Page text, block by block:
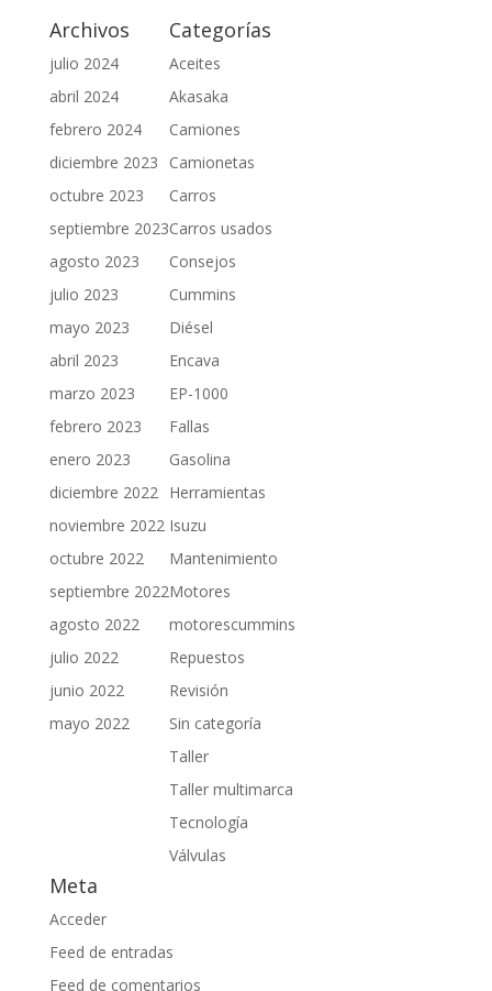
Archivos
julio 2024
abril 2024
febrero 2024
diciembre 2023
octubre 2023
septiembre 2023
agosto 2023
julio 2023
mayo 2023
abril 2023
marzo 2023
febrero 2023
enero 2023
diciembre 2022
noviembre 2022
octubre 2022
septiembre 2022
agosto 2022
julio 2022
junio 2022
mayo 2022
Categorías
Aceites
Akasaka
Camiones
Camionetas
Carros
Carros usados
Consejos
Cummins
Diésel
Encava
EP-1000
Fallas
Gasolina
Herramientas
Isuzu
Mantenimiento
Motores
motorescummins
Repuestos
Revisión
Sin categoría
Taller
Taller multimarca
Tecnología
Válvulas
Meta
Acceder
Feed de entradas
Feed de comentarios